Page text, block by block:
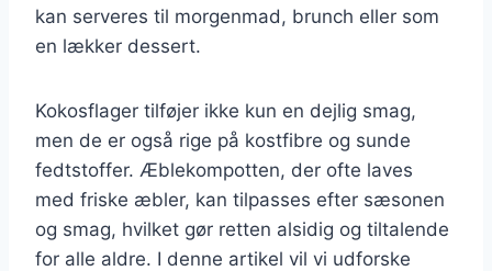
kan serveres til morgenmad, brunch eller som
en lækker dessert.
Kokosflager tilføjer ikke kun en dejlig smag,
men de er også rige på kostfibre og sunde
fedtstoffer. Æblekompotten, der ofte laves
med friske æbler, kan tilpasses efter sæsonen
og smag, hvilket gør retten alsidig og tiltalende
for alle aldre. I denne artikel vil vi udforske